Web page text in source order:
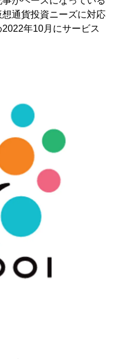
通貨投資ニーズに対応
年10月にサービス